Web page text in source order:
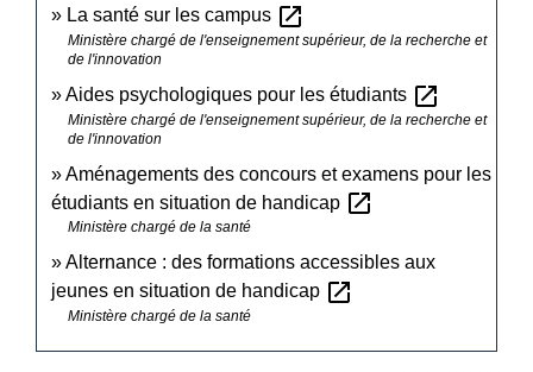
La santé sur les campus open_in_new
Ministère chargé de l'enseignement supérieur, de la recherche et
de l'innovation
Aides psychologiques pour les étudiants open_in_new
Ministère chargé de l'enseignement supérieur, de la recherche et
de l'innovation
Aménagements des concours et examens pour les
étudiants en situation de handicap open_in_new
Ministère chargé de la santé
Alternance : des formations accessibles aux
jeunes en situation de handicap open_in_new
Ministère chargé de la santé